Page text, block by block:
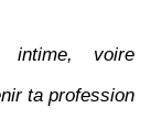
intime, voire
ta profession